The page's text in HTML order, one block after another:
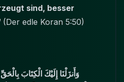
sind, besser
(Der edle Koran 5:50)
وَأَنزَلْنَا إِلَيْكَ الْكِتَابَ